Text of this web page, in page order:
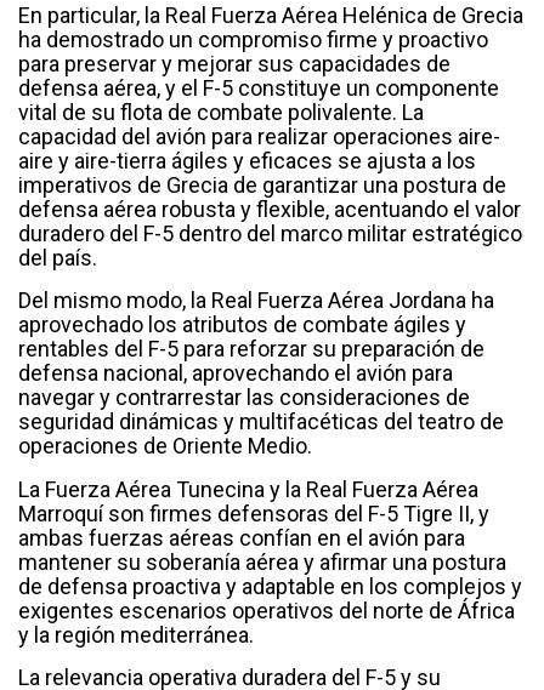
En particular, la Real Fuerza Aérea Helénica de Grecia
ha demostrado un compromiso firme y proactivo
para preservar y mejorar sus capacidades de
defensa aérea, y el F-5 constituye un componente
vital de su flota de combate polivalente. La
capacidad del avión para realizar operaciones aire-
aire y aire-tierra ágiles y eficaces se ajusta a los
imperativos de Grecia de garantizar una postura de
defensa aérea robusta y flexible, acentuando el valor
duradero del F-5 dentro del marco militar estratégico
del país.
Del mismo modo, la Real Fuerza Aérea Jordana ha
aprovechado los atributos de combate ágiles y
rentables del F-5 para reforzar su preparación de
defensa nacional, aprovechando el avión para
navegar y contrarrestar las consideraciones de
seguridad dinámicas y multifacéticas del teatro de
operaciones de Oriente Medio.
La Fuerza Aérea Tunecina y la Real Fuerza Aérea
Marroquí son firmes defensoras del F-5 Tigre II, y
ambas fuerzas aéreas confían en el avión para
mantener su soberanía aérea y afirmar una postura
de defensa proactiva y adaptable en los complejos y
exigentes escenarios operativos del norte de África
y la región mediterránea.
La relevancia operativa duradera del F-5 y su